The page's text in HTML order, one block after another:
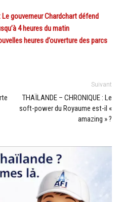
Le gouverneur Chardchart défend
4 heures du matin
heures d’ouverture des parcs
Suivant
THAÏLANDE – CHRONIQUE : Le
soft-power du Royaume est-il «
amazing » ?